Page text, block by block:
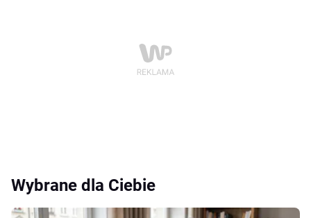
Wybrane dla Ciebie